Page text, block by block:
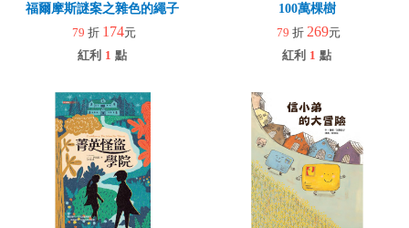
福爾摩斯謎案之雜色的繩子
79 折 174元
紅利 1 點
100萬棵樹
79 折 269元
紅利 1 點